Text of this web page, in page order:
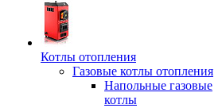
Котлы отопления
Газовые котлы отопления
Напольные газовые
котлы